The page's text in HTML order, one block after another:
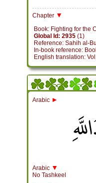
Chapter ▼
Global Id: 2935(1)
Reference: Sahih al-
In-book reference:
English translation:
Arabic ►
Arabic ▼
No Tashkeel